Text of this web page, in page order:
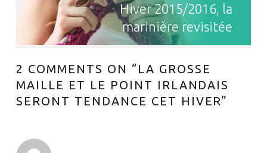
Hiver 2015/2016, la
marinière revisitée
2 COMMENTS ON “ LA GROSSE
MAILLE ET LE POINT IRLANDAIS
SERONT TENDANCE CET HIVER”